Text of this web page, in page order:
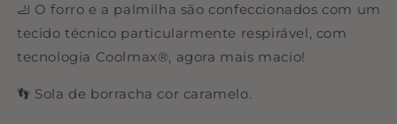
🦶 O forro e a palmilha são confeccionados com um
tecido técnico particularmente respirável, com
tecnologia Coolmax®, agora mais macio!
👣 Sola de borracha cor caramelo.